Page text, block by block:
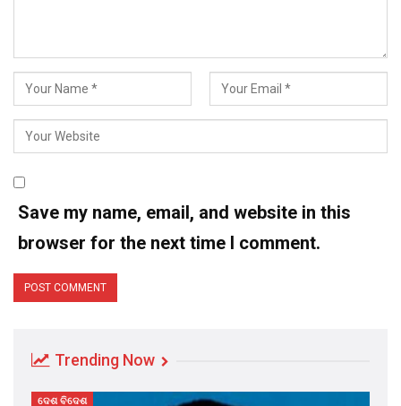
Save my name, email, and website in this
browser for the next time I comment.
Trending Now
ଦେଶ ବିଦେଶ